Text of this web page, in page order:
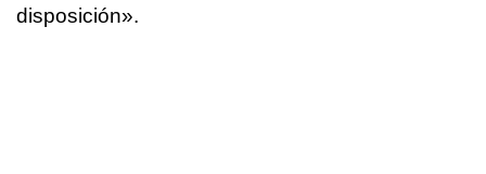
disposición».